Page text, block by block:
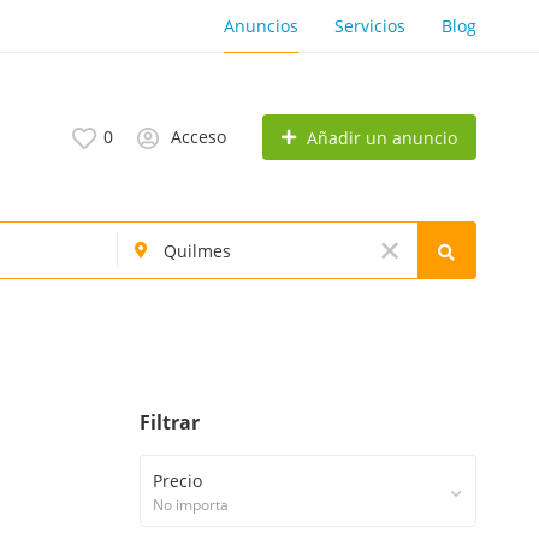
Anuncios Servicios Blog
0 Acceso Añadir un anuncio
Filtrar
Precio
No importa